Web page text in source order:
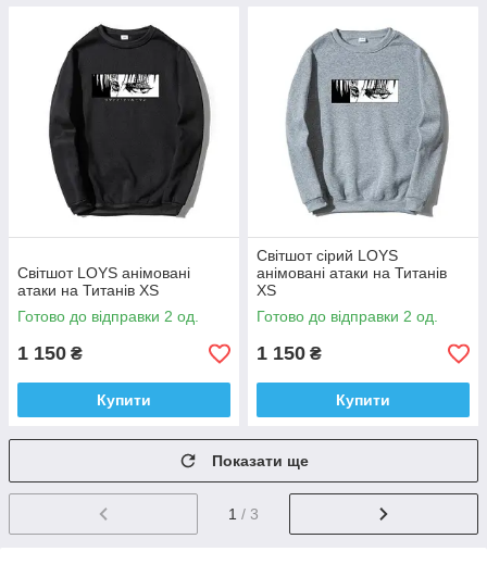
Світшот LOYS анімовані
атаки на Титанів XS
Готово до відправки 2 од.
1 150 ₴
Купити
Світшот сірий LOYS
анімовані атаки на Титанів
XS
Готово до відправки 2 од.
1 150 ₴
Купити
Показати ще
1 / 3